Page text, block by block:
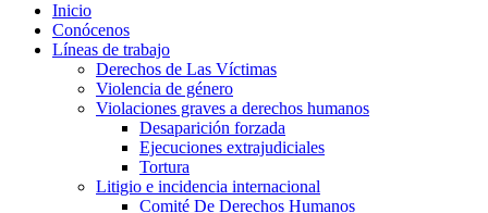
Inicio
Conócenos
Líneas de trabajo
Derechos de Las Víctimas
Violencia de género
Violaciones graves a derechos humanos
Desaparición forzada​
Ejecuciones extrajudiciales
Tortura
Litigio e incidencia internacional
Comité De Derechos Humanos​